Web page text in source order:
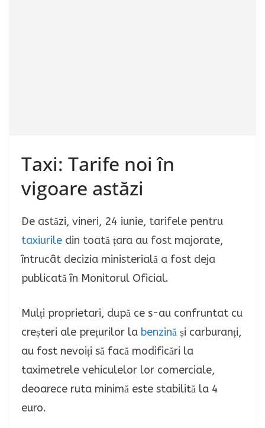
Taxi: Tarife noi în
vigoare astăzi
De astăzi, vineri, 24 iunie, tarifele pentru
taxiurile din toată țara au fost majorate,
întrucât decizia ministerială a fost deja
publicată în Monitorul Oficial.
Mulți proprietari, după ce s-au confruntat cu
creșteri ale prețurilor la benzină și carburanți,
au fost nevoiți să facă modificări la
taximetrele vehiculelor lor comerciale,
deoarece ruta minimă este stabilită la 4
euro.